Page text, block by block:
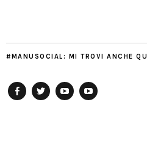
#MANUSOCIAL: MI TROVI ANCHE QUI